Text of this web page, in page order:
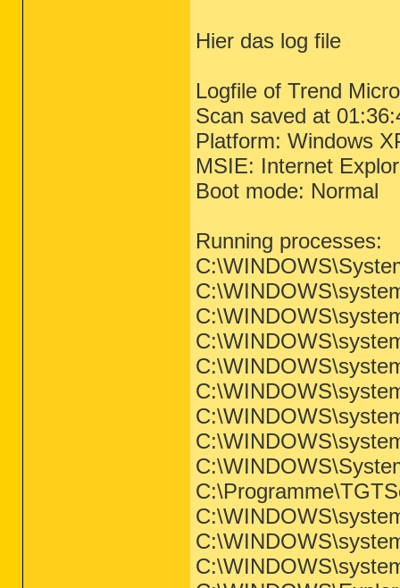
Hier das log file
Logfile of Trend
Scan saved at
Platform: Windows
MSIE: Internet
Boot mode: Normal
Running processes: